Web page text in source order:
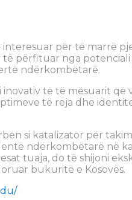
për të marrë
të përfituar nga
ndërkombëtarë.
të të mësuarit që
të reja dhe
si katalizator për
ndërkombëtarë në
tuaja, do të shijoni
bukuritë e Kosovës.